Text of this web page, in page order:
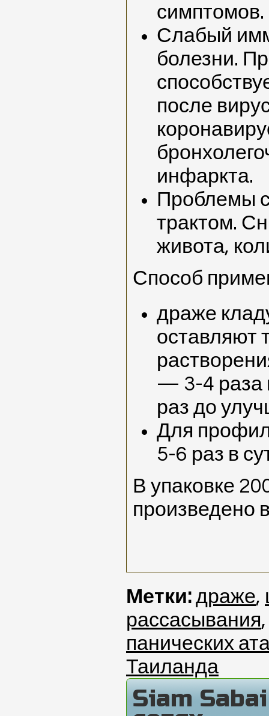
симптомов.
Слабый
болезни.
после
инфаркта.
Проблемы
трактом.
живота,
Способ
драже
оставляют
— 3-4 раза
раз до
Для
5-6 раз в
В упаковке
произведено
Метки: драже,
рассасывания
панических
Таиланда
Siam